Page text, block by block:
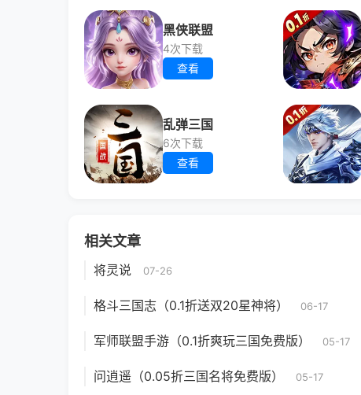
黑侠联盟
4次下载
查看
乱弹三国
6次下载
查看
相关文章
将灵说 07-26
格斗三国志（0.1折送双20星神将） 06-17
军师联盟手游（0.1折爽玩三国免费版） 05-17
问逍遥（0.05折三国名将免费版） 05-17